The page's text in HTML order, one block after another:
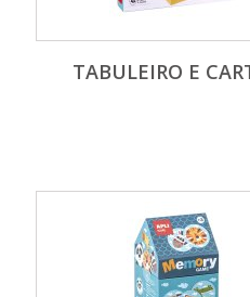
TABULEIRO E